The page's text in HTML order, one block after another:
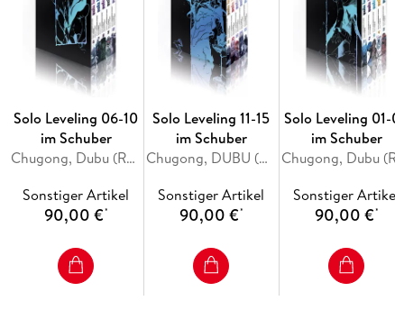
Solo Leveling 06-10
im Schuber
Chugong, Dubu (Redice Studio), H-Goon
Sonstiger Artikel
90,00 €*
Solo Leveling 11-15
im Schuber
Chugong, DUBU (REDICE STUDIO), h-goon, DISCIPLES (REDICE STUDIO)
Sonstiger Artikel
90,00 €*
Solo Leveling 01-
im Schuber
Sonstiger Artikel
90,00 €*